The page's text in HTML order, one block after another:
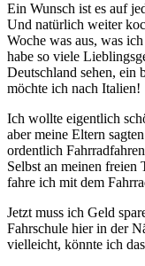
Ein Wunsch ist es auf
Und natürlich weiter
Woche was aus, was
habe so viele
Deutschland sehen, ein
möchte ich nach Italien!
Ich wollte eigentlich
aber meine Eltern
ordentlich
Selbst an meinen freien
fahre ich mit dem
Jetzt muss ich Geld
Fahrschule hier in der
vielleicht, könnte ich